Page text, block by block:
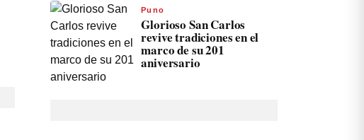
Puno
Glorioso San Carlos
revive tradiciones en el
marco de su 201
aniversario